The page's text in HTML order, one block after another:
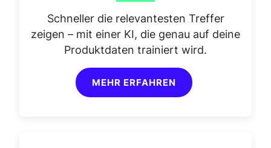
Schneller die relevantesten Treffer
zeigen – mit einer KI, die genau auf deine
Produktdaten trainiert wird.
MEHR ERFAHREN